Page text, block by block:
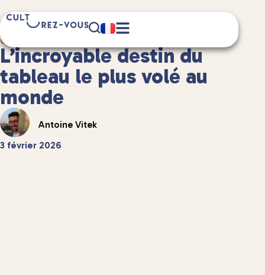
Culture
4 minute(s) de lecture
L’incroyable destin du
tableau le plus volé au
monde
Antoine Vitek
3 février 2026